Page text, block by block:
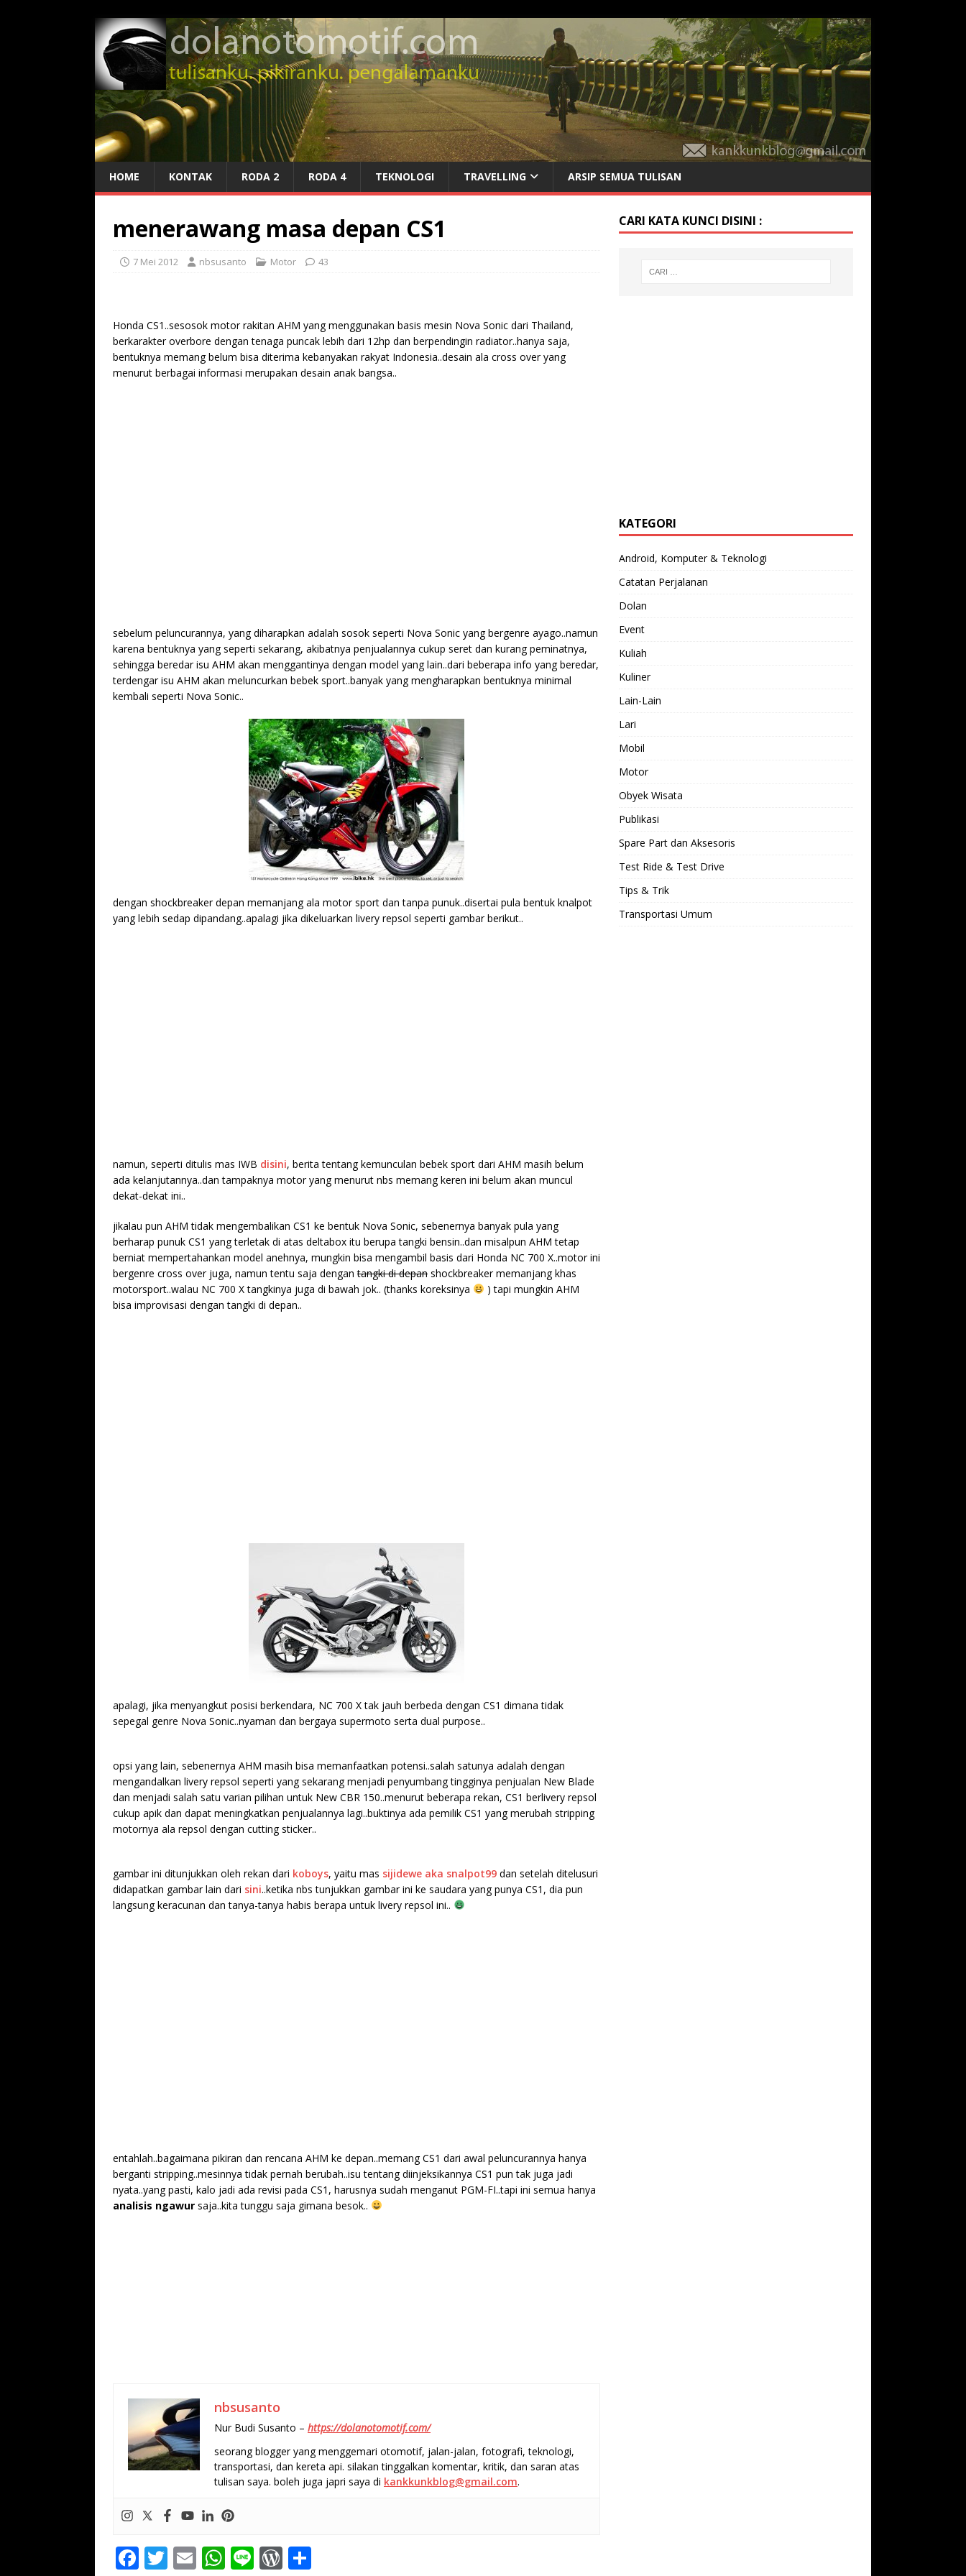
HOME KONTAK RODA 2 RODA 4 TEKNOLOGI TRAVELLING ARSIP SEMUA TULISAN
menerawang masa depan CS1
7 Mei 2012 nbsusanto Motor 43
Honda CS1..sesosok motor rakitan AHM yang menggunakan basis mesin Nova Sonic dari Thailand,
berkarakter overbore dengan tenaga puncak lebih dari 12hp dan berpendingin radiator..hanya saja,
bentuknya memang belum bisa diterima kebanyakan rakyat Indonesia..desain ala cross over yang
menurut berbagai informasi merupakan desain anak bangsa..
sebelum peluncurannya, yang diharapkan adalah sosok seperti Nova Sonic yang bergenre ayago..namun
karena bentuknya yang seperti sekarang, akibatnya penjualannya cukup seret dan kurang peminatnya,
sehingga beredar isu AHM akan menggantinya dengan model yang lain..dari beberapa info yang beredar,
terdengar isu AHM akan meluncurkan bebek sport..banyak yang mengharapkan bentuknya minimal
kembali seperti Nova Sonic..
dengan shockbreaker depan memanjang ala motor sport dan tanpa punuk..disertai pula bentuk knalpot
yang lebih sedap dipandang..apalagi jika dikeluarkan livery repsol seperti gambar berikut..
namun, seperti ditulis mas IWB disini, berita tentang kemunculan bebek sport dari AHM masih belum
ada kelanjutannya..dan tampaknya motor yang menurut nbs memang keren ini belum akan muncul
dekat-dekat ini..
jikalau pun AHM tidak mengembalikan CS1 ke bentuk Nova Sonic, sebenernya banyak pula yang
berharap punuk CS1 yang terletak di atas deltabox itu berupa tangki bensin..dan misalpun AHM tetap
berniat mempertahankan model anehnya, mungkin bisa mengambil basis dari Honda NC 700 X..motor ini
bergenre cross over juga, namun tentu saja dengantangki di depan shockbreaker memanjang khas
motorsport..walau NC 700 X tangkinya juga di bawah jok.. (thanks koreksinya
) tapi mungkin AHM
bisa improvisasi dengan tangki di depan..
apalagi, jika menyangkut posisi berkendara, NC 700 X tak jauh berbeda dengan CS1 dimana tidak
sepegal genre Nova Sonic..nyaman dan bergaya supermoto serta dual purpose..
opsi yang lain, sebenernya AHM masih bisa memanfaatkan potensi..salah satunya adalah dengan
mengandalkan livery repsol seperti yang sekarang menjadi penyumbang tingginya penjualan New Blade
dan menjadi salah satu varian pilihan untuk New CBR 150..menurut beberapa rekan, CS1 berlivery repsol
cukup apik dan dapat meningkatkan penjualannya lagi..buktinya ada pemilik CS1 yang merubah stripping
motornya ala repsol dengan cutting sticker..
gambar ini ditunjukkan oleh rekan dari koboys, yaitu mas sijidewe aka snalpot99 dan setelah ditelusuri
didapatkan gambar lain dari sini..ketika nbs tunjukkan gambar ini ke saudara yang punya CS1, dia pun
langsung keracunan dan tanya-tanya habis berapa untuk livery repsol ini..
entahlah..bagaimana pikiran dan rencana AHM ke depan..memang CS1 dari awal peluncurannya hanya
berganti stripping..mesinnya tidak pernah berubah..isu tentang diinjeksikannya CS1 pun tak juga jadi
nyata..yang pasti, kalo jadi ada revisi pada CS1, harusnya sudah menganut PGM-FI..tapi ini semua hanya
analisis ngawur saja..kita tunggu saja gimana besok..
nbsusanto
Nur Budi Susanto – https://dolanotomotif.com/
seorang blogger yang menggemari otomotif, jalan-jalan, fotografi, teknologi,
transportasi, dan kereta api. silakan tinggalkan komentar, kritik, dan saran atas
tulisan saya. boleh juga japri saya di kankkunkblog@gmail.com.
F T E W Li W
CARI KATA KUNCI DISINI :
KATEGORI
Android, Komputer & Teknologi
Catatan Perjalanan
Dolan
Event
Kuliah
Kuliner
Lain-Lain
Lari
Mobil
Motor
Obyek Wisata
Publikasi
Spare Part dan Aksesoris
Test Ride & Test Drive
Tips & Trik
Transportasi Umum